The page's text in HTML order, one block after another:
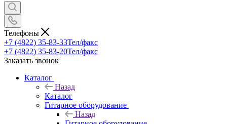
Телефоны
+7 (4822) 35-83-33Тел/факс
+7 (4822) 35-83-20Тел/факс
Заказать звонок
Каталог
Назад
Каталог
Гитарное оборудование
Назад